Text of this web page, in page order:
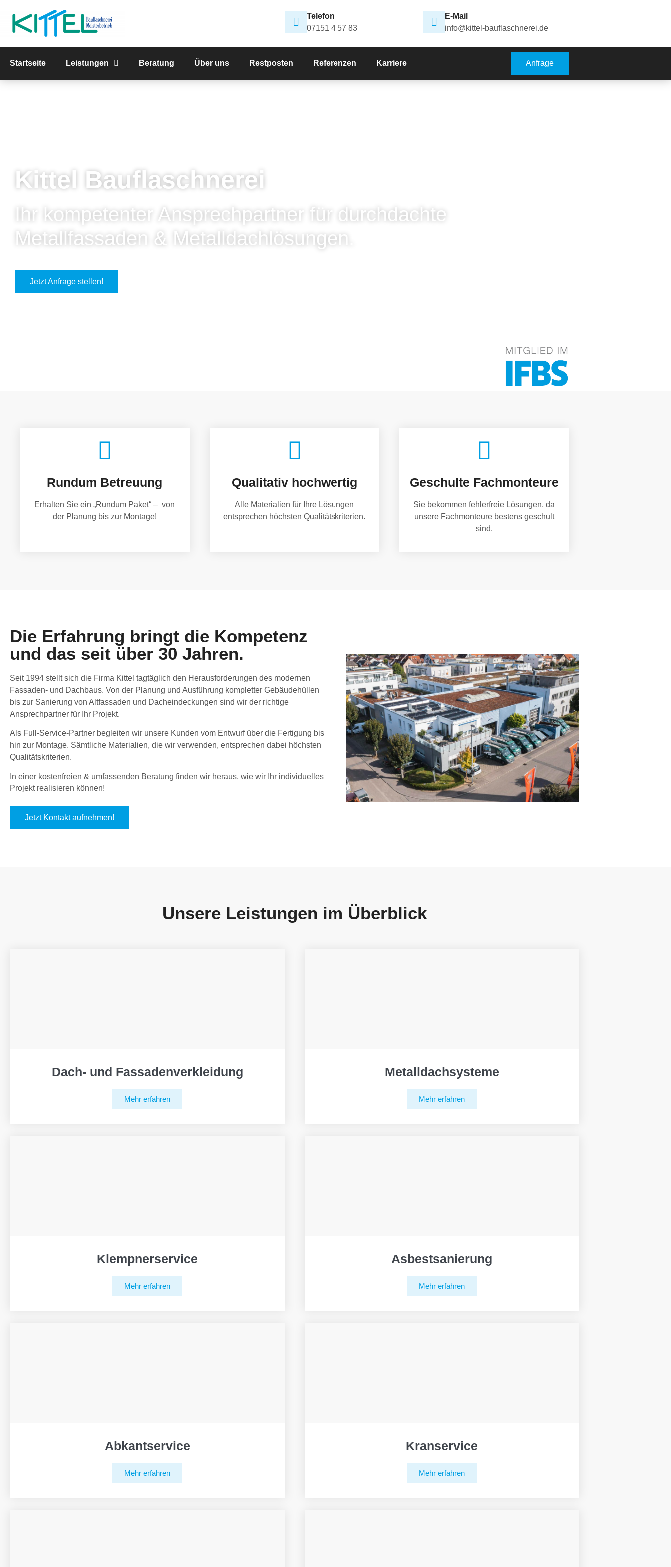
Telefon
07151 4 57 83
E-Mail
info@kittel-bauflaschnerei.de
Startseite Leistungen Beratung Über uns Restposten Referenzen Karriere Anfrage
Kittel Bauflaschnerei
Ihr kompetenter Ansprechpartner für durchdachte
Metallfassaden & Metalldachlösungen.
Jetzt Anfrage stellen!
Rundum Betreuung
Erhalten Sie ein „Rundum Paket“ – von
der Planung bis zur Montage!
Qualitativ hochwertig
Alle Materialien für Ihre Lösungen
entsprechen höchsten Qualitätskriterien.
Geschulte Fachmonteure
Sie bekommen fehlerfreie Lösungen, da
unsere Fachmonteure bestens geschult
sind.
Die Erfahrung bringt die Kompetenz
und das seit über 30 Jahren.
Seit 1994 stellt sich die Firma Kittel tagtäglich den Herausforderungen des modernen
Fassaden- und Dachbaus. Von der Planung und Ausführung kompletter Gebäudehüllen
bis zur Sanierung von Altfassaden und Dacheindeckungen sind wir der richtige
Ansprechpartner für Ihr Projekt.
Als Full-Service-Partner begleiten wir unsere Kunden vom Entwurf über die Fertigung bis
hin zur Montage. Sämtliche Materialien, die wir verwenden, entsprechen dabei höchsten
Qualitätskriterien.
In einer kostenfreien & umfassenden Beratung finden wir heraus, wie wir Ihr individuelles
Projekt realisieren können!
Jetzt Kontakt aufnehmen!
Unsere Leistungen im Überblick
Dach- und Fassadenverkleidung
Mehr erfahren
Metalldachsysteme
Mehr erfahren
Klempnerservice
Mehr erfahren
Asbestsanierung
Mehr erfahren
Abkantservice
Mehr erfahren
Kranservice
Mehr erfahren